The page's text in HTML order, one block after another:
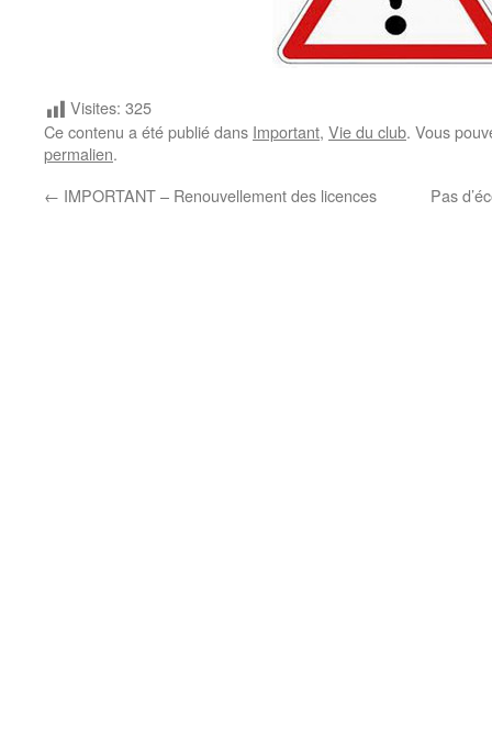
Visites: 325
Ce contenu a été publié dans Important, Vie du club. Vous
permalien.
← IMPORTANT – Renouvellement des licences Pas